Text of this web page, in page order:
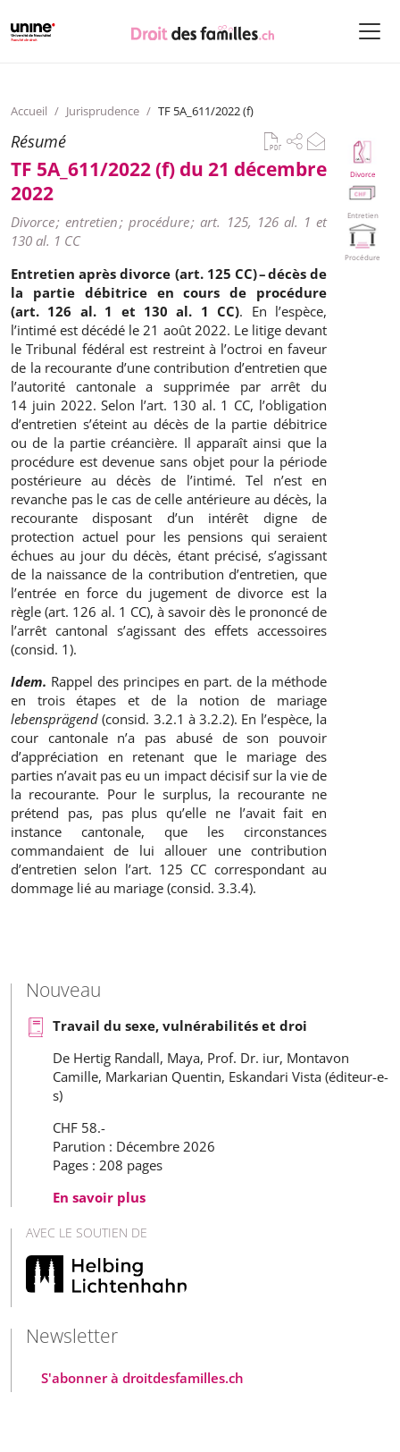
Accueil / Jurisprudence / TF 5A_611/2022 (f)
Résumé
TF 5A_611/2022 (f) du 21 décembre
2022
Divorce ; entretien ; procédure ; art. 125, 126 al. 1 et
130 al. 1 CC
Entretien après divorce (art. 125 CC) – décès de
la partie débitrice en cours de procédure
(art. 126 al. 1 et 130 al. 1 CC). En l’espèce,
l’intimé est décédé le 21 août 2022. Le litige devant
le Tribunal fédéral est restreint à l’octroi en faveur
de la recourante d’une contribution d’entretien que
l’autorité cantonale a supprimée par arrêt du
14 juin 2022. Selon l’art. 130 al. 1 CC, l’obligation
d’entretien s’éteint au décès de la partie débitrice
ou de la partie créancière. Il apparaît ainsi que la
procédure est devenue sans objet pour la période
postérieure au décès de l’intimé. Tel n’est en
revanche pas le cas de celle antérieure au décès, la
recourante disposant d’un intérêt digne de
protection actuel pour les pensions qui seraient
échues au jour du décès, étant précisé, s’agissant
de la naissance de la contribution d’entretien, que
l’entrée en force du jugement de divorce est la
règle (art. 126 al. 1 CC), à savoir dès le prononcé de
l’arrêt cantonal s’agissant des effets accessoires
(consid. 1).
Idem. Rappel des principes en part. de la méthode
en trois étapes et de la notion de mariage
lebensprägend (consid. 3.2.1 à 3.2.2). En l’espèce, la
cour cantonale n’a pas abusé de son pouvoir
d’appréciation en retenant que le mariage des
parties n’avait pas eu un impact décisif sur la vie de
la recourante. Pour le surplus, la recourante ne
prétend pas, pas plus qu’elle ne l’avait fait en
instance cantonale, que les circonstances
commandaient de lui allouer une contribution
d’entretien selon l’art. 125 CC correspondant au
dommage lié au mariage (consid. 3.3.4).
Divorce
Entretien
Procédure
Nouveau
Travail du sexe, vulnérabilités et droi
De Hertig Randall, Maya, Prof. Dr. iur, Montavon
Camille, Markarian Quentin, Eskandari Vista (éditeur-e-
s)
CHF 58.-
Parution : Décembre 2026
Pages : 208 pages
En savoir plus
AVEC LE SOUTIEN DE
Newsletter
S'abonner à droitdesfamilles.ch